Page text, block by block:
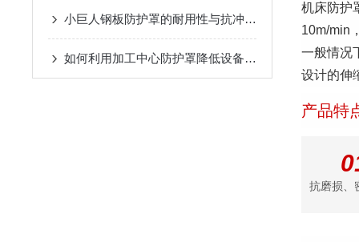
小巨人钢板防护罩的耐用性与抗冲击性能分析
如何利用加工中心防护罩降低设备损耗？
机床防护
10m/min
一般情况
设计的伸
产品特
抗磨损、